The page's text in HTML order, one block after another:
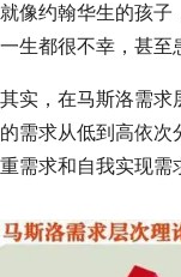
就像约翰华生的孩子
一生都很不幸，甚至
其实，在马斯洛需求
的需求从低到高依次
重需求和自我实现需